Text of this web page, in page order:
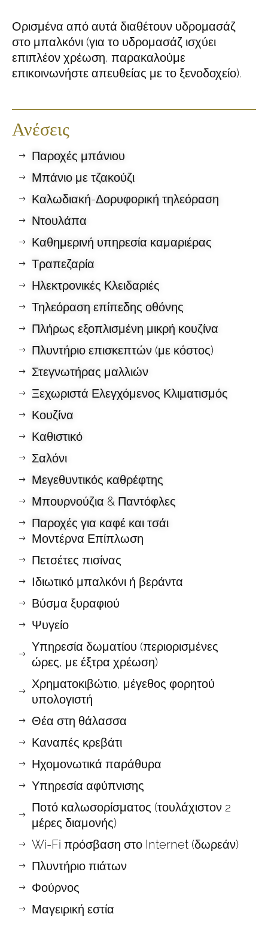
Ορισμένα από αυτά διαθέτουν υδρομασάζ
στο μπαλκόνι (για το υδρομασάζ ισχύει
επιπλέον χρέωση, παρακαλούμε
επικοινωνήστε απευθείας με το ξενοδοχείο).
Ανέσεις
Παροχές μπάνιου
Μπάνιο με τζακούζι
Καλωδιακή-Δορυφορική τηλεόραση
Ντουλάπα
Καθημερινή υπηρεσία καμαριέρας
Τραπεζαρία
Ηλεκτρονικές Κλειδαριές
Τηλεόραση επίπεδης οθόνης
Πλήρως εξοπλισμένη μικρή κουζίνα
Πλυντήριο επισκεπτών (με κόστος)
Στεγνωτήρας μαλλιών
Ξεχωριστά Ελεγχόμενος Κλιματισμός
Κουζίνα
Καθιστικό
Σαλόνι
Μεγεθυντικός καθρέφτης
Μπουρνούζια & Παντόφλες
Παροχές για καφέ και τσάι
Μοντέρνα Επίπλωση
Πετσέτες πισίνας
Ιδιωτικό μπαλκόνι ή βεράντα
Βύσμα ξυραφιού
Ψυγείο
Υπηρεσία δωματίου (περιορισμένες
ώρες, με έξτρα χρέωση)
Χρηματοκιβώτιο, μέγεθος φορητού
υπολογιστή
Θέα στη θάλασσα
Καναπές κρεβάτι
Ηχομονωτικά παράθυρα
Υπηρεσία αφύπνισης
Ποτό καλωσορίσματος (τουλάχιστον 2
μέρες διαμονής)
Wi-Fi πρόσβαση στο Internet (δωρεάν)
Πλυντήριο πιάτων
Φούρνος
Μαγειρική εστία